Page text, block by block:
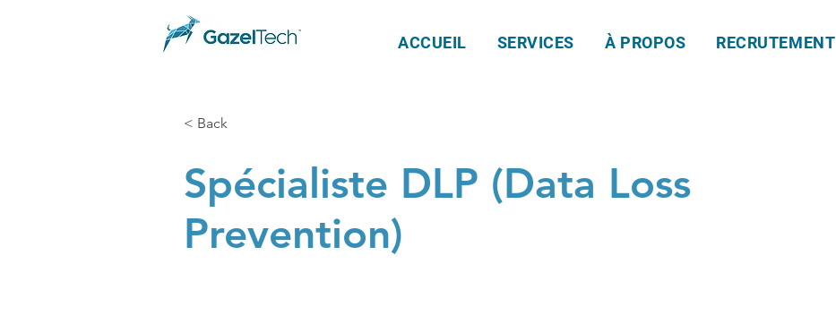
ACCUEIL SERVICES À PROPOS RECRUTEMENT
< Back
Spécialiste DLP (Data Loss
Prevention)